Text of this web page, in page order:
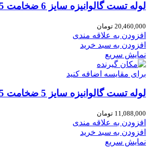
لوله تست گالوانیزه سایز 6 ضخامت 3.5 وزن 31
20,460,000 تومان
افزودن به علاقه مندی
افزودن به سبد خرید
نمایش سریع
برای مقایسه اضافه کنید
لوله تست گالوانیزه سایز 5 ضخامت 2.5 وزن 16.8
11,088,000 تومان
افزودن به علاقه مندی
افزودن به سبد خرید
نمایش سریع